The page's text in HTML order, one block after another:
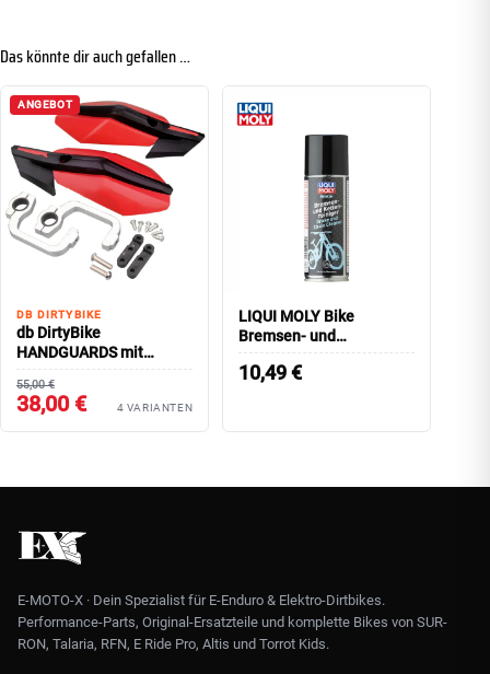
Das könnte dir auch gefallen …
ANGEBOT
DB DIRTYBIKE
db DirtyBike
HANDGUARDS mit
Aluminiumhalterung
55,00 €
38,00 € 4 VARIANTEN
LIQUI MOLY Bike
Bremsen- und
Kettenreiniger, 400 ml
10,49€
E-MOTO-X · Dein Spezialist für E-Enduro & Elektro-Dirtbikes.
Performance-Parts, Original-Ersatzteile und komplette Bikes von SUR-
RON, Talaria, RFN, E Ride Pro, Altis und Torrot Kids.